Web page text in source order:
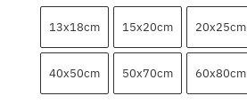
13x18cm 15x20cm 20x25cm
40x50cm 50x70cm 60x80cm